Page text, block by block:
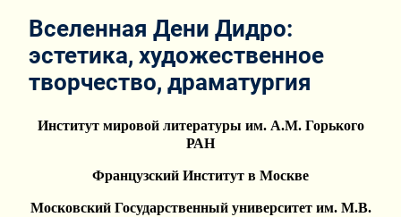
Вселенная Дени Дидро:
эстетика, художественное
творчество, драматургия
Институт мировой литературы им. А.М. Горького
РАН
Французский Институт в Москве
Московский Государственный университет им. М.В.